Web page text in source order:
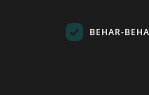
BEHAR-